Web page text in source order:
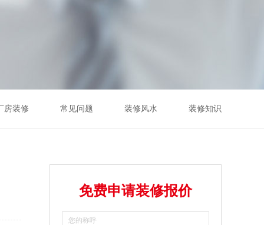
房装修 常见问题 装修风水 装修知识
免费申请装修报价